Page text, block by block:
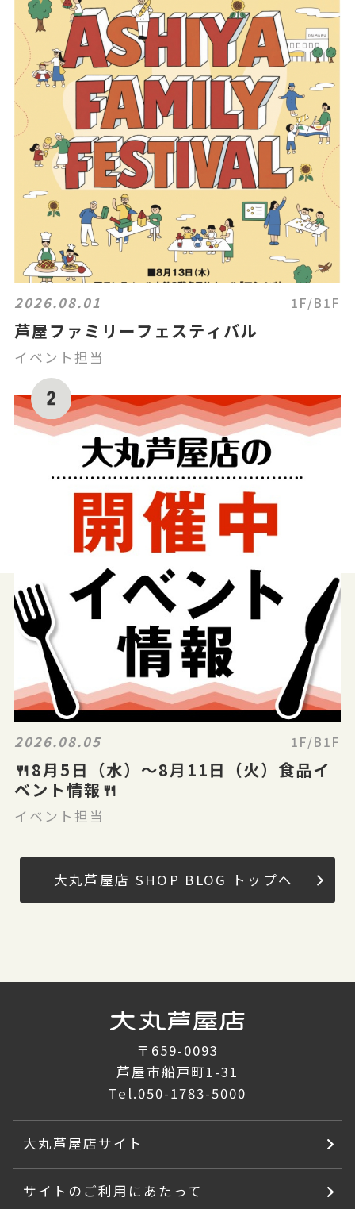
2026.08.01 1F/B1F
芦屋ファミリーフェスティバル
イベント担当
2026.08.05 1F/B1F
🍴8月5日（水）～8月11日（火）食品イ
ベント情報🍴
イベント担当
大丸芦屋店 SHOP BLOG トップへ
〒659-0093
芦屋市船戸町1-31
Tel.050-1783-5000
大丸芦屋店サイト
サイトのご利用にあたって